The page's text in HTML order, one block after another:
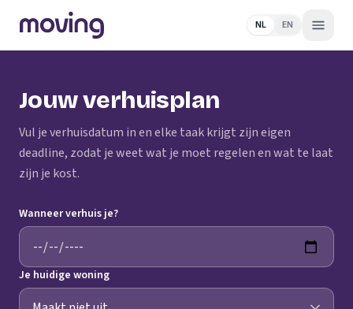
NL EN
Jouw verhuisplan
Vul je verhuisdatum in en elke taak krijgt zijn eigen
deadline, zodat je weet wat je moet regelen en wat te laat
zijn je kost.
Wanneer verhuis je?
Je huidige woning